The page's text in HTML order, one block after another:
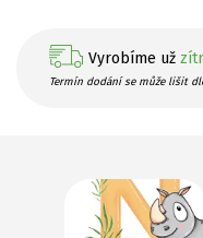
Vyrobíme už
Termín dodání se může lišit